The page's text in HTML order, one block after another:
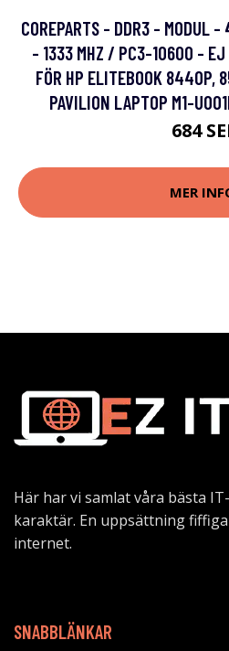
COREPARTS - DDR3 - MODUL
- 1333 MHZ / PC3-10600 - EJ
FÖR HP ELITEBOOK
PAVILION LAPTOP M1-
684
MER
Här har vi samlat våra bästa
karaktär. En uppsättning
internet.
SNABBLÄNKAR